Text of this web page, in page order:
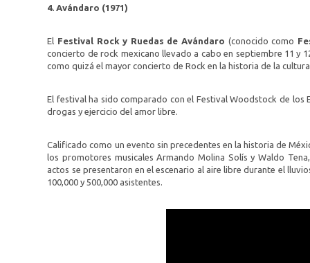
4. Avándaro (1971)
El Festival Rock y Ruedas de Avándaro (conocido como
concierto de rock mexicano llevado a cabo en septiembre 11 y
como quizá el mayor concierto de Rock en la historia de la
El festival ha sido comparado con el Festival Woodstock de
drogas y ejercicio del amor libre.
Calificado como un evento sin precedentes en la historia de
los promotores musicales Armando Molina Solís y Waldo
actos se presentaron en el escenario al aire libre durante el
100,000 y 500,000 asistentes.